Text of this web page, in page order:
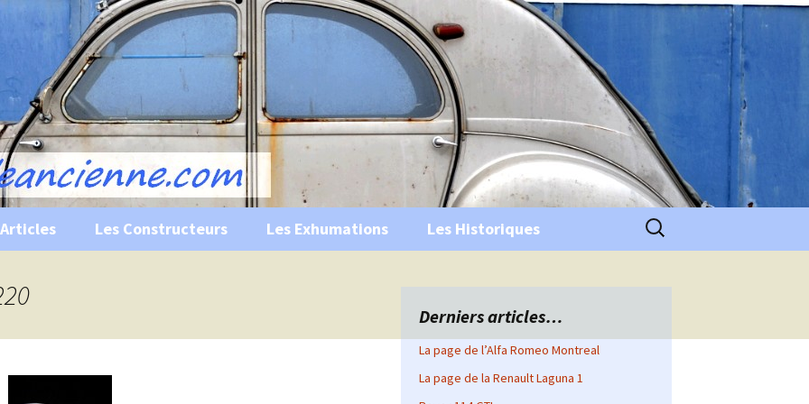
Ancienne
historiques …
Les Constructeurs Les Exhumations Les Historiques Rechercher :
Derniers articles…
La page de l’Alfa Romeo Montreal
La page de la Renault Laguna 1